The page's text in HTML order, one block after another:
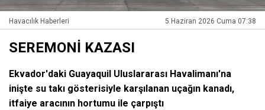
Havacılık Haberleri 5 Haziran 2026 Cuma 07:38
SEREMONİ KAZASI
Ekvador'daki Guayaquil Uluslararası Havalimanı'na
inişte su takı gösterisiyle karşılanan uçağın kanadı,
itfaiye aracının hortumu ile çarpıştı